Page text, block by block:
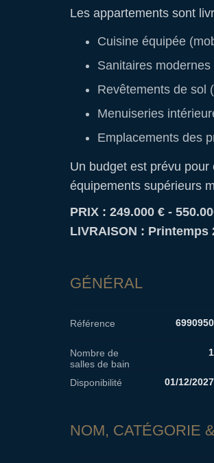
Les appartements sont
Cuisine équipée
Sanitaires modernes
Revêtements de sol
Menuiseries
Emplacements des
Un budget est prévu
équipements supérieurs
PRIX : 249.000 € -
LIVRAISON : Printemps
GÉNÉRAL
Référence 6990950
Nombre de
salles de bain
1
Disponibilité 01/12/2027
NOM, CATÉGORIE